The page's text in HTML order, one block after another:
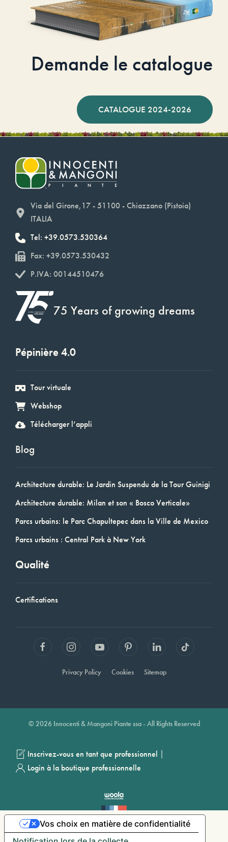
Demande le catalogue
CATALOGUE 2024-2026
Via del Girone,17 - 51100 - Chiazzano (Pistoia)
ITALIA
Tel: +39.0573.530364
Fax: +39.0573.530432
P.IVA: 00144510476
75 Years of growing dreams
Pépinière 4.0
Tour virtuale
Webshop
Télécharger l’appli
Blog
Architecture durable: Le Jardin Suspendu de la Tour Guinigi
Architecture durable: Milan et son « Bosco Verticale»
Parcs urbains: le Parc Chapultepec dans la Ville de Mexico
Parcs urbains : Central Park à New York
Qualité
Certifications
Privacy Policy Cookies Sitemap
© 2026 Innocenti & Mangoni Piante ssa - All Rights Reserved
Inscrivez-vous en tant que professionnel |
Login à la boutique professionnelle
Vos choix en matière de confidentialité